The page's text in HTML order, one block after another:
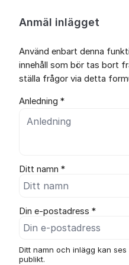
Anmäl inlägget
Använd enbart denna
innehåll som bör tas bort
ställa frågor via detta
Anledning *
Ditt namn *
Din e-postadress *
Ditt namn och inlägg kan
publikt.